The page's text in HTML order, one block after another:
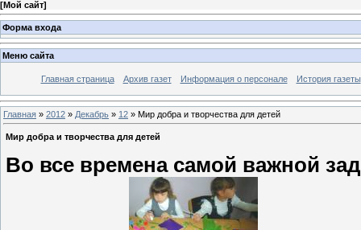
[Мой сайт]
Форма входа
Меню сайта
Главная страница Архив газет Информация о персонале История газеты
Главная » 2012 » Декабрь » 12 » Мир добра и творчества для детей
Мир добра и творчества для детей
Во все времена самой важной